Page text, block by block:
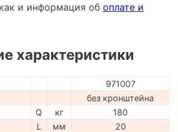
и информация об оплате и
характеристики
971007
без кронштейна
Q кг
180
L мм
20